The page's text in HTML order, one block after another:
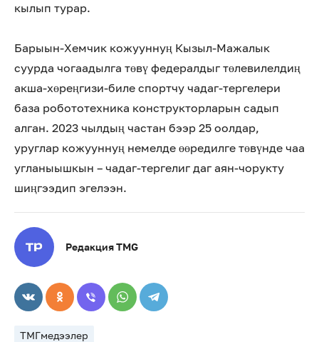
кылып турар.
Барыын-Хемчик кожууннуң Кызыл-Мажалык
суурда чогаадылга төвү федералдыг төлевилелдиң
акша-хөреңгизи-биле спортчу чадаг-тергелери
база робототехника конструкторларын садып
алган. 2023 чылдың частан бээр 25 оолдар,
уруглар кожууннуң немелде өөредилге төвүнде чаа
угланыышкын – чадаг-тергелиг даг аян-чорукту
шиңгээдип эгелээн.
Редакция TMG
ТМГмедээлер